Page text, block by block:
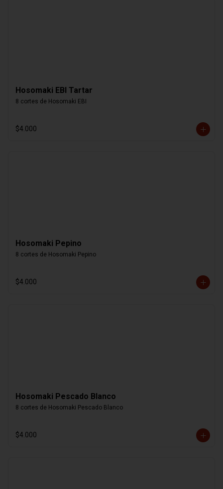
Hosomaki EBI Tartar
8 cortes de Hosomaki EBI
$4.000
Hosomaki Pepino
8 cortes de Hosomaki Pepino
$4.000
Hosomaki Pescado Blanco
8 cortes de Hosomaki Pescado Blanco
$4.000